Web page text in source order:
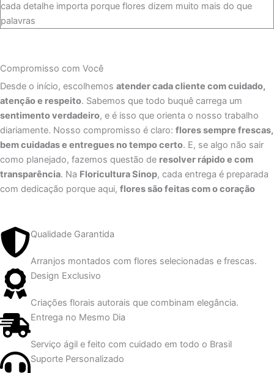
cada detalhe importa porque flores dizem muito mais do que
palavras
Compromisso com Você
Desde o início, escolhemos atender cada cliente com cuidado,
atenção e respeito. Sabemos que todo buquê carrega um
sentimento verdadeiro, e é isso que orienta o nosso trabalho
diariamente. Nosso compromisso é claro: flores sempre frescas,
bem cuidadas e entregues no tempo certo. E, se algo não sair
como planejado, fazemos questão de resolver rápido e com
transparência. Na Floricultura Sinop, cada entrega é preparada
com dedicação porque aqui, flores são feitas com o coração
Qualidade Garantida
Arranjos montados com flores selecionadas e frescas.
Design Exclusivo
Criações florais autorais que combinam elegância.
Entrega no Mesmo Dia
Serviço ágil e feito com cuidado em todo o Brasil
Suporte Personalizado